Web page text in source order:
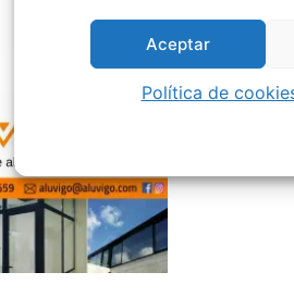
Aceptar
Política de